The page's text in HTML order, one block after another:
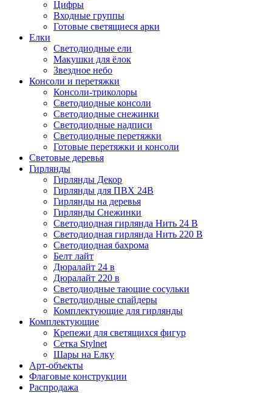
Цифры
Входные группы
Готовые светящиеся арки
Елки
Светодиодные ели
Макушки для ёлок
Звездное небо
Консоли и перетяжки
Консоли-триколоры
Светодиодные консоли
Светодиодные снежинки
Светодиодные надписи
Светодиодные перетяжки
Готовые перетяжки и консоли
Световые деревья
Гирлянды
Гирлянды Декор
Гирлянды для ПВХ 24В
Гирлянды на деревья
Гирлянды Снежинки
Светодиодная гирлянда Нить 24 В
Светодиодная гирлянда Нить 220 В
Светодиодная бахрома
Белт лайт
Дюралайт 24 в
Дюралайт 220 в
Светодиодные тающие сосульки
Светодиодные спайдеры
Комплектующие для гирлянды
Комплектующие
Крепежи для светящихся фигур
Сетка Stylnet
Шары на Елку
Арт-объекты
Флаговые конструкции
Распродажа